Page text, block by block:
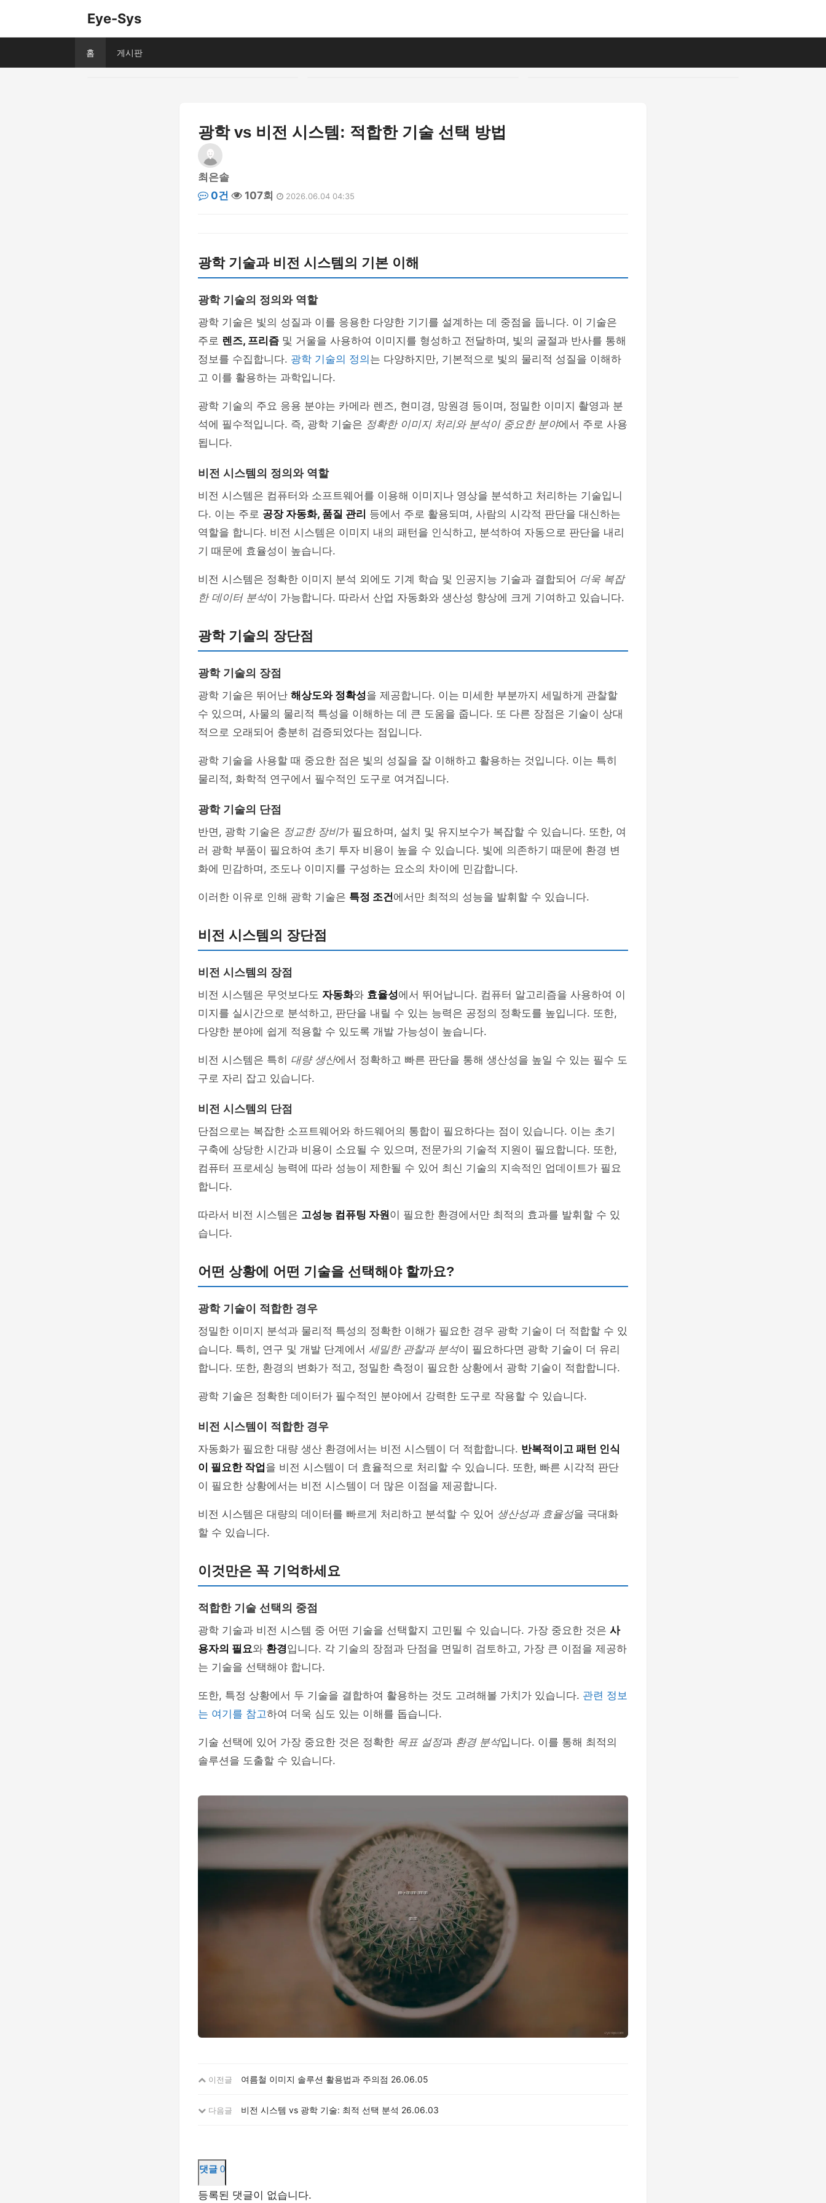
Eye-Sys
홈 게시판
광학 vs 비전 시스템: 적합한 기술 선택 방법
최은솔
0건
107회 2026.06.04 04:35
광학 기술과 비전 시스템의 기본 이해
광학 기술의 정의와 역할
광학 기술은 빛의 성질과 이를 응용한 다양한 기기를 설계하는 데 중점을 둡니다. 이 기술은
주로 렌즈, 프리즘 및 거울을 사용하여 이미지를 형성하고 전달하며, 빛의 굴절과 반사를 통해
정보를 수집합니다. 광학 기술의 정의 는 다양하지만, 기본적으로 빛의 물리적 성질을 이해하
고 이를 활용하는 과학입니다.
광학 기술의 주요 응용 분야는 카메라 렌즈, 현미경, 망원경 등이며, 정밀한 이미지 촬영과 분
석에 필수적입니다. 즉, 광학 기술은 정확한 이미지 처리와 분석이 중요한 분야에서 주로 사용
됩니다.
비전 시스템의 정의와 역할
비전 시스템은 컴퓨터와 소프트웨어를 이용해 이미지나 영상을 분석하고 처리하는 기술입니
다. 이는 주로 공장 자동화, 품질 관리 등에서 주로 활용되며, 사람의 시각적 판단을 대신하는
역할을 합니다. 비전 시스템은 이미지 내의 패턴을 인식하고, 분석하여 자동으로 판단을 내리
기 때문에 효율성이 높습니다.
비전 시스템은 정확한 이미지 분석 외에도 기계 학습 및 인공지능 기술과 결합되어 더욱 복잡
한 데이터 분석이 가능합니다. 따라서 산업 자동화와 생산성 향상에 크게 기여하고 있습니다.
광학 기술의 장단점
광학 기술의 장점
광학 기술은 뛰어난 해상도와 정확성을 제공합니다. 이는 미세한 부분까지 세밀하게 관찰할
수 있으며, 사물의 물리적 특성을 이해하는 데 큰 도움을 줍니다. 또 다른 장점은 기술이 상대
적으로 오래되어 충분히 검증되었다는 점입니다.
광학 기술을 사용할 때 중요한 점은 빛의 성질을 잘 이해하고 활용하는 것입니다. 이는 특히
물리적, 화학적 연구에서 필수적인 도구로 여겨집니다.
광학 기술의 단점
반면, 광학 기술은 정교한 장비가 필요하며, 설치 및 유지보수가 복잡할 수 있습니다. 또한, 여
러 광학 부품이 필요하여 초기 투자 비용이 높을 수 있습니다. 빛에 의존하기 때문에 환경 변
화에 민감하며, 조도나 이미지를 구성하는 요소의 차이에 민감합니다.
이러한 이유로 인해 광학 기술은 특정 조건에서만 최적의 성능을 발휘할 수 있습니다.
비전 시스템의 장단점
비전 시스템의 장점
비전 시스템은 무엇보다도 자동화와 효율성에서 뛰어납니다. 컴퓨터 알고리즘을 사용하여 이
미지를 실시간으로 분석하고, 판단을 내릴 수 있는 능력은 공정의 정확도를 높입니다. 또한,
다양한 분야에 쉽게 적용할 수 있도록 개발 가능성이 높습니다.
비전 시스템은 특히 대량 생산에서 정확하고 빠른 판단을 통해 생산성을 높일 수 있는 필수 도
구로 자리 잡고 있습니다.
비전 시스템의 단점
단점으로는 복잡한 소프트웨어와 하드웨어의 통합이 필요하다는 점이 있습니다. 이는 초기
구축에 상당한 시간과 비용이 소요될 수 있으며, 전문가의 기술적 지원이 필요합니다. 또한,
컴퓨터 프로세싱 능력에 따라 성능이 제한될 수 있어 최신 기술의 지속적인 업데이트가 필요
합니다.
따라서 비전 시스템은 고성능 컴퓨팅 자원이 필요한 환경에서만 최적의 효과를 발휘할 수 있
습니다.
어떤 상황에 어떤 기술을 선택해야 할까요?
광학 기술이 적합한 경우
정밀한 이미지 분석과 물리적 특성의 정확한 이해가 필요한 경우 광학 기술이 더 적합할 수 있
습니다. 특히, 연구 및 개발 단계에서 세밀한 관찰과 분석이 필요하다면 광학 기술이 더 유리
합니다. 또한, 환경의 변화가 적고, 정밀한 측정이 필요한 상황에서 광학 기술이 적합합니다.
광학 기술은 정확한 데이터가 필수적인 분야에서 강력한 도구로 작용할 수 있습니다.
비전 시스템이 적합한 경우
자동화가 필요한 대량 생산 환경에서는 비전 시스템이 더 적합합니다. 반복적이고 패턴 인식
이 필요한 작업 을 비전 시스템이 더 효율적으로 처리할 수 있습니다. 또한, 빠른 시각적 판단
이 필요한 상황에서는 비전 시스템이 더 많은 이점을 제공합니다.
비전 시스템은 대량의 데이터를 빠르게 처리하고 분석할 수 있어 생산성과 효율성을 극대화
할 수 있습니다.
이것만은 꼭 기억하세요
적합한 기술 선택의 중점
광학 기술과 비전 시스템 중 어떤 기술을 선택할지 고민될 수 있습니다. 가장 중요한 것은 사
용자의 필요와 환경입니다. 각 기술의 장점과 단점을 면밀히 검토하고, 가장 큰 이점을 제공하
는 기술을 선택해야 합니다.
또한, 특정 상황에서 두 기술을 결합하여 활용하는 것도 고려해볼 가치가 있습니다. 관련 정보
는 여기를 참고하여 더욱 심도 있는 이해를 돕습니다.
기술 선택에 있어 가장 중요한 것은 정확한 목표 설정과 환경 분석입니다. 이를 통해 최적의
솔루션을 도출할 수 있습니다.
이전글 여름철 이미지 솔루션 활용법과 주의점 26.06.05
다음글 비전 시스템 vs 광학 기술: 최적 선택 분석 26.06.03
댓글 0
등록된 댓글이 없습니다.